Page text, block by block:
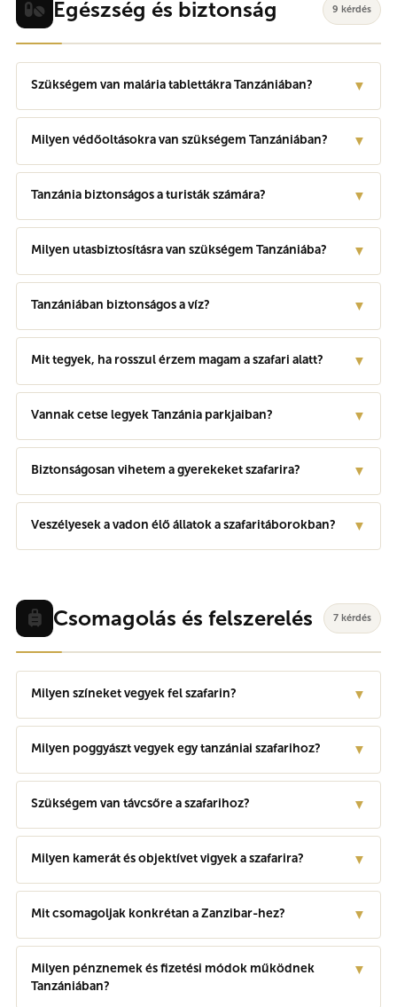
Egészség és biztonság 9 kérdés
Szükségem van malária tablettákra Tanzániában? ▼
Milyen védőoltásokra van szükségem Tanzániában? ▼
Tanzánia biztonságos a turisták számára? ▼
Milyen utasbiztosításra van szükségem Tanzániába? ▼
Tanzániában biztonságos a víz? ▼
Mit tegyek, ha rosszul érzem magam a szafari alatt? ▼
Vannak cetse legyek Tanzánia parkjaiban? ▼
Biztonságosan vihetem a gyerekeket szafarira? ▼
Veszélyesek a vadon élő állatok a szafaritáborokban? ▼
Csomagolás és felszerelés 7 kérdés
Milyen színeket vegyek fel szafarin? ▼
Milyen poggyászt vegyek egy tanzániai szafarihoz? ▼
Szükségem van távcsőre a szafarihoz? ▼
Milyen kamerát és objektívet vigyek a szafarira? ▼
Mit csomagoljak konkrétan a Zanzibar-hez? ▼
Milyen pénznemek és fizetési módok működnek
Tanzániában?
▼